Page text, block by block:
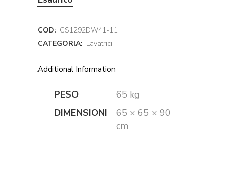
COD: CS1292DW41-11
CATEGORIA: Lavatrici
Additional Information
PESO
65 kg
DIMENSIONI
65 × 65 × 90
cm